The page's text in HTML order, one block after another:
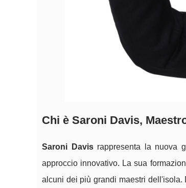
Chi è Saroni Davis,
Saroni Davisrappresenta la nuova
approccio innovativo. La sua
alcuni dei più grandi maestri